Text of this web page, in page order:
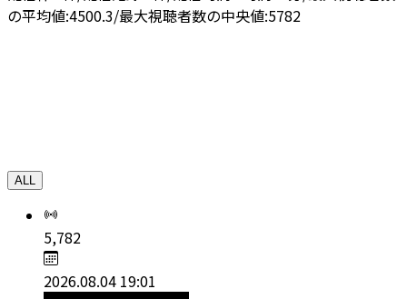
の平均値:4500.3/最大視聴者数の中央値:5782
ALL
5,782
2026.08.04 19:01